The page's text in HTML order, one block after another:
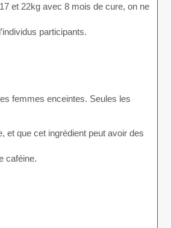
et 22kg avec 8 mois de cure, on ne
participants.
femmes enceintes. Seules les
et que cet ingrédient peut avoir des
caféine.